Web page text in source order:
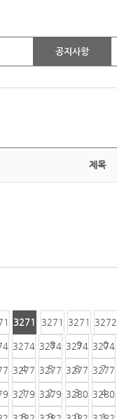
공지사항
제목
3271
7
3271
8
3271
9
3272
0
3274
4
3274
5
3274
6
3274
7
3277
1
3277
2
3277
3
3277
4
3279
8
3279
9
3280
0
3280
1